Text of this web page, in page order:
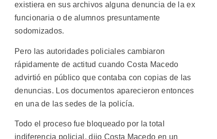
existiera en sus archivos alguna denuncia de la ex
funcionaria o de alumnos presuntamente
sodomizados.
Pero las autoridades policiales cambiaron
rápidamente de actitud cuando Costa Macedo
advirtió en público que contaba con copias de las
denuncias. Los documentos aparecieron entonces
en una de las sedes de la policía.
Todo el proceso fue bloqueado por la total
indiferencia policial, dijo Costa Macedo en un